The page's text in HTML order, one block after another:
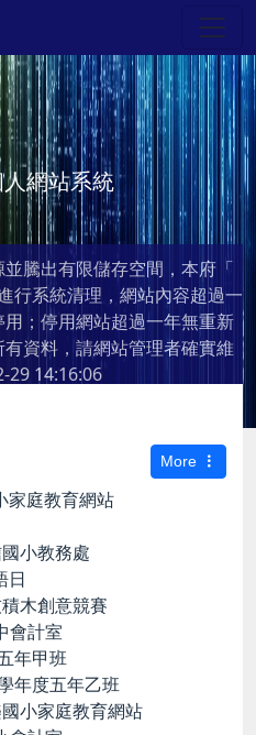
網站系統
騰出有限儲存空間，本府「
行系統清理，網站內容超過一
；停用網站超過一年無重新
資料，請網站管理者確實維
29 14:16:06
More
家庭教育網站
小教務處
日
木創意競賽
會計室
年甲班
年度五年乙班
小家庭教育網站